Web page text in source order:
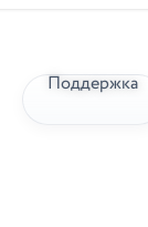
Поддержка